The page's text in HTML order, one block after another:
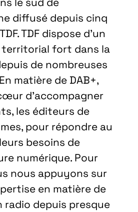
le sud de
diffusé depuis cinq
TDF dispose d’un
territorial fort dans la
de nombreuses
matière de DAB+,
d’accompagner
les éditeurs de
pour répondre au
besoins de
numérique. Pour
nous appuyons sur
en matière de
radio depuis presque